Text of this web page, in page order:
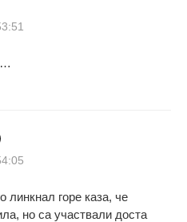
горе каза, че
но са участвали доста